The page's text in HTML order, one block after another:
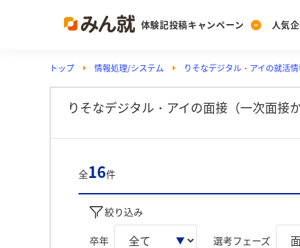
体験記投稿キャンペーン
Post
投稿する
人気
Ranking
ランキングを見る
PickUp
注目の企業特集
動画で知ろう！業界
トップ 情報処理/システム りそなデジタル・アイの就活
りそなデジタル・アイの面接（一次面接
全16件
絞り込み
卒年 選考フェーズ